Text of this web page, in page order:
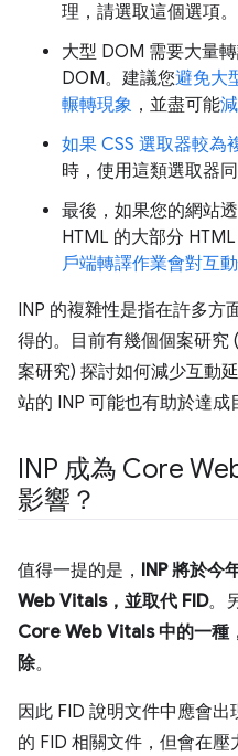
理，請選取這個選項。
大型 DOM 需要大量
DOM。建議您避免大
輾轉現象 ，並盡可能
如果 CSS 選取器較為
時，使用這類選取器
最後，如果您的網站
HTML 的大部分
戶端轉譯作業會對互
INP 的複雜性是指在許多方
得的。目前有幾個個案研究
案研究) 探討如何減少互動
站的 INP 可能也有助於達成
INP 成為 Core
影響？
值得一提的是， INP 將於今
Web Vitals，並取代 FID。
Core Web Vitals 中的一種
除。
因此 FID 說明文件中應會
的 FID 相關文件，但會在壓